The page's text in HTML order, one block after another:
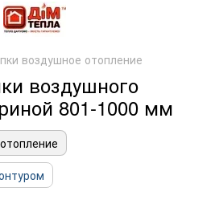
воздушное отопление
воздушного
801-1000 мм